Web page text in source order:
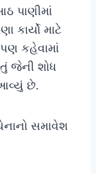
પાણીમાં
કાર્યો માટે
કહેવામાં
જેની શોધ
છે.
સમાવેશ